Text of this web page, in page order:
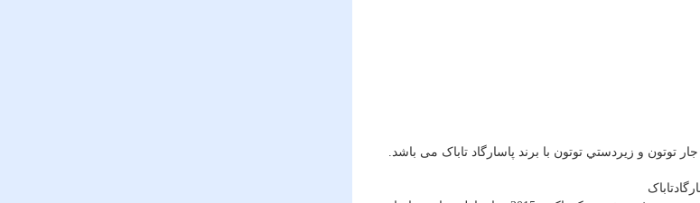
توتون و زيردستي توتون با برند پاسارگاد تاباک می باشد.